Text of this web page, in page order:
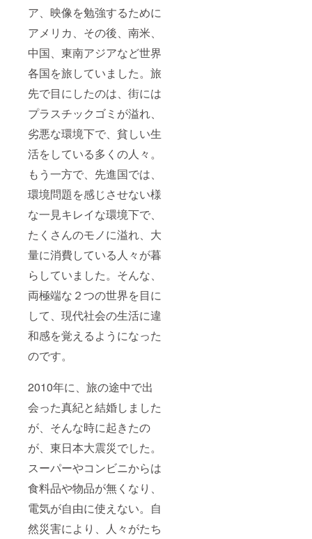
ア、映像を勉強するために
アメリカ、その後、南米、
中国、東南アジアなど世界
各国を旅していました。旅
先で目にしたのは、街には
プラスチックゴミが溢れ、
劣悪な環境下で、貧しい生
活をしている多くの人々。
もう一方で、先進国では、
環境問題を感じさせない様
な一見キレイな環境下で、
たくさんのモノに溢れ、大
量に消費している人々が暮
らしていました。そんな、
両極端な２つの世界を目に
して、現代社会の生活に違
和感を覚えるようになった
のです。
2010年に、旅の途中で出
会った真紀と結婚しました
が、そんな時に起きたの
が、東日本大震災でした。
スーパーやコンビニからは
食料品や物品が無くなり、
電気が自由に使えない。自
然災害により、人々がたち